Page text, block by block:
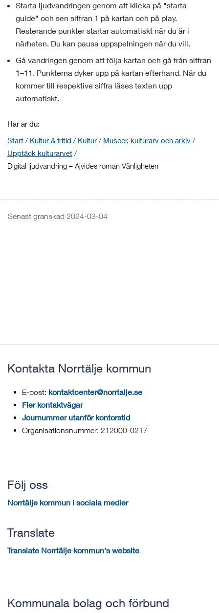
Starta ljudvandringen genom att klicka på "starta
guide" och sen siffran 1 på kartan och på play.
Resterande punkter startar automatiskt när du är i
närheten. Du kan pausa uppspelningen när du vill.
Gå vandringen genom att följa kartan och gå från siffran
1–11. Punkterna dyker upp på kartan efterhand. När du
kommer till respektive siffra läses texten upp
automatiskt.
Här är du:
Start / Kultur & fritid / Kultur / Museer, kulturarv och arkiv /
Upptäck kulturarvet /
Digital ljudvandring – Ajvides roman Vänligheten
Senast granskad 2024-03-04
Kontakta Norrtälje kommun
E-post: kontaktcenter@norrtalje.se
Fler kontaktvägar
Journummer utanför kontorstid
Organisationsnummer: 212000-0217
Följ oss
Norrtälje kommun i sociala medier
Translate
Translate Norrtälje kommun's website
Kommunala bolag och förbund